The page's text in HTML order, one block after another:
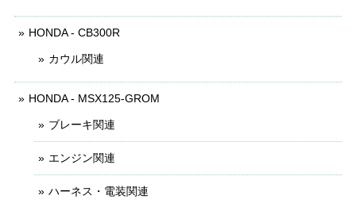
HONDA - CB300R
カウル関連
HONDA - MSX125-GROM
ブレーキ関連
エンジン関連
ハーネス・電装関連